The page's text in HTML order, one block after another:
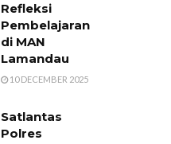
Refleksi
Pembelajaran”
di MAN
Lamandau
10 DECEMBER 2025
Satlantas
Polres